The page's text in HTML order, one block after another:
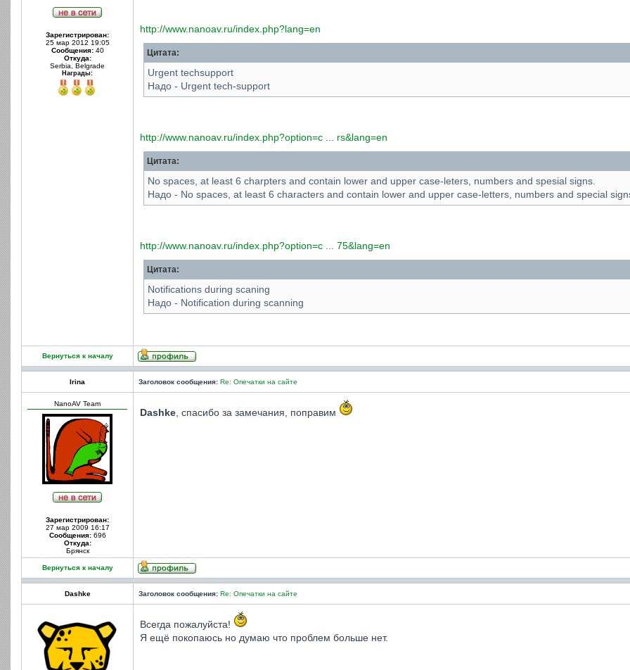
Зарегистрирован:
25 мар 2012 19:05
Сообщения:40
Откуда:
Serbia, Belgrade
Награды:
http://www.nanoav.ru/index.php?lang=en
Цитата:
Urgent techsupport
Надо - Urgent tech-support
http://www.nanoav.ru/index.php?option=c ... rs&lang=en
Цитата:
No spaces, at least 6 charpters and contain lower and upper case-leters, numbers and spesial signs.
Надо - No spaces, at least 6 characters and contain lower and upper case-letters, numbers and special
http://www.nanoav.ru/index.php?option=c ... 75&lang=en
Цитата:
Notifications during scaning
Надо - Notification during scanning
Вернуться к началу
Irina Заголовок сообщения: Re: Опечатки на сайте
NanoAV Team
Зарегистрирован:
27 мар 2009 16:17
Сообщения:696
Откуда:
Брянск
Dashke, спасибо за замечания, поправим
Вернуться к началу
Dashke Заголовок сообщения: Re: Опечатки на сайте
Всегда пожалуйста!
Я ещё покопаюсь но думаю что проблем больше нет.